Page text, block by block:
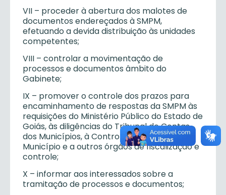
VII – proceder à abertura dos malotes de
documentos endereçados à SMPM,
efetuando a devida distribuição às unidades
competentes;
VIII – controlar a movimentação de
processos e documentos âmbito do
Gabinete;
IX – promover o controle dos prazos para
encaminhamento de respostas da SMPM às
requisições do Ministério Público do Estado de
Goiás, às diligências do Tribunal de Contas
dos Municípios, à Controladoria Geral do
Município e a outros órgãos de fiscalização e
controle;
X – informar aos interessados sobre a
tramitação de processos e documentos;